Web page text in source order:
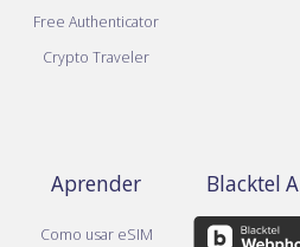
Free Authenticator
Crypto Traveler
Aprender
Como usar eSIM
Blacktel